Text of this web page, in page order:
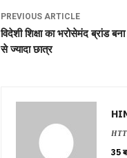
PREVIOUS ARTICLE
विदेशी शिक्षा का भरोसेमंद ब्रांड
से ज्यादा छात्र
35